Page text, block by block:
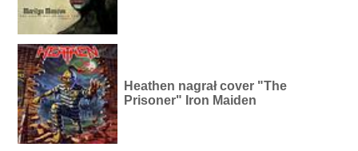
Heathen nagrał cover "The
Prisoner" Iron Maiden